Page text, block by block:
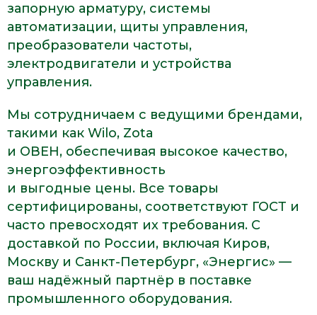
запорную арматуру, системы
автоматизации, щиты управления,
преобразователи частоты,
электродвигатели и устройства
управления.
Мы сотрудничаем с ведущими брендами,
такими как Wilo, Zota
и ОВЕН, обеспечивая высокое качество,
энергоэффективность
и выгодные цены. Все товары
сертифицированы, соответствуют ГОСТ и
часто превосходят их требования. С
доставкой по России, включая Киров,
Москву и Санкт-Петербург, «Энергис» —
ваш надёжный партнёр в поставке
промышленного оборудования.